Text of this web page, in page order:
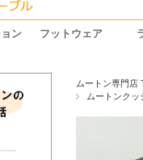
ン フットウェア
ムートン専門店
ムートンクッ